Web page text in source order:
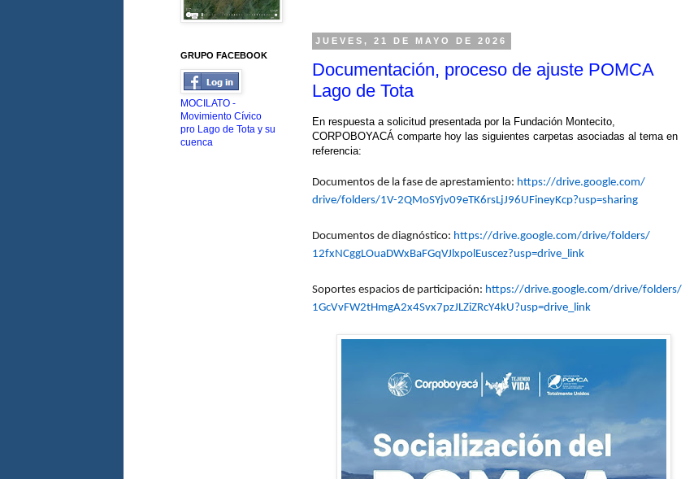
JUEVES, 21 DE MAYO DE 2026
Documentación, proceso de ajuste POMCA
Lago de Tota
En respuesta a solicitud presentada por la Fundación Montecito,
CORPOBOYACÁ comparte hoy las siguientes carpetas asociadas al tema en
referencia:
Documentos de la fase de aprestamiento: https://drive.google.com/
drive/folders/1V-2QMoSYjv09eTK6rsLjJ96UFineyKcp?usp=sharing
Documentos de diagnóstico: https://drive.google.com/drive/folders/
12fxNCggLOuaDWxBaFGqVJlxpolEuscez?usp=drive_link
Soportes espacios de participación: https://drive.google.com/drive/folders/
1GcVvFW2tHmgA2x4Svx7pzJLZiZRcY4kU?usp=drive_link
GRUPO FACEBOOK
MOCILATO -
Movimiento Cívico
pro Lago de Tota y su
cuenca